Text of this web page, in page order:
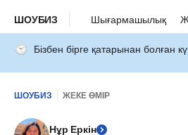
ШОУБИЗ Шығармашылық
Бізбен бірге қатарынан болған
ШОУБИЗ ЖЕКЕ ӨМІР
Нұр Еркін